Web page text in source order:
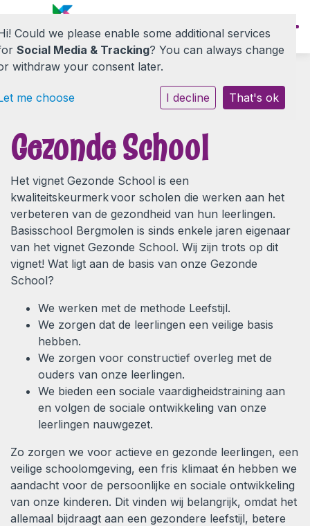
Onze school
Informatie
Nieuwe ouders
Contact
Gezonde School
Het vignet Gezonde School is een
kwaliteitskeurmerk voor scholen die werken aan het
verbeteren van de gezondheid van hun leerlingen.
Basisschool Bergmolen is sinds enkele jaren eigenaar
van het vignet Gezonde School. Wij zijn trots op dit
vignet! Wat ligt aan de basis van onze Gezonde
School?
We werken met de methode Leefstijl.
We zorgen dat de leerlingen een veilige basis
hebben.
We zorgen voor constructief overleg met de
ouders van onze leerlingen.
We bieden een sociale vaardigheidstraining aan
en volgen de sociale ontwikkeling van onze
leerlingen nauwgezet.
Zo zorgen we voor actieve en gezonde leerlingen, een
veilige schoolomgeving, een fris klimaat én hebben we
aandacht voor de persoonlijke en sociale ontwikkeling
van onze kinderen. Dit vinden wij belangrijk, omdat het
allemaal bijdraagt aan een gezondere leefstijl, betere
Could we please enable some additional services
Social Media & Tracking? You can always change
withdraw your consent later.
me choose I decline That's ok